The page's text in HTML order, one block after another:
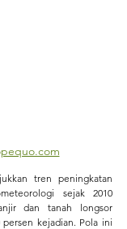
sejak 2010
dan tanah longsor
kejadian. Pola ini